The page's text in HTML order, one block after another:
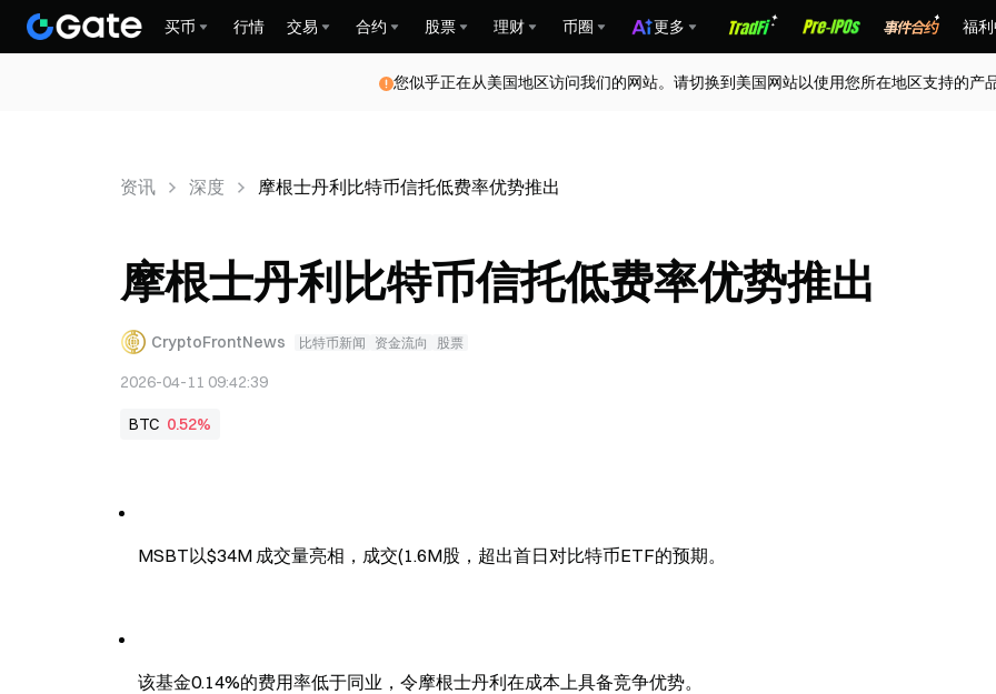
买币 行情 交易 合约 股票 理财 币圈 更多 福
您似乎正在从美国地区访问我们的网站。请切换到美国网站以使用您所在地区支持的产
资讯 深度 摩根士丹利比特币信托低费率优势推出
摩根士丹利比特币信托低费率优势推出
CryptoFrontNews 比特币新闻 资金流向 股票
2026-04-11 09:42:39
BTC 0.52%
MSBT以$34M 成交量亮相，成交(1.6M股，超出首日对比特币ETF的预期。
该基金0.14%的费用率低于同业，令摩根士丹利在成本上具备竞争优势。